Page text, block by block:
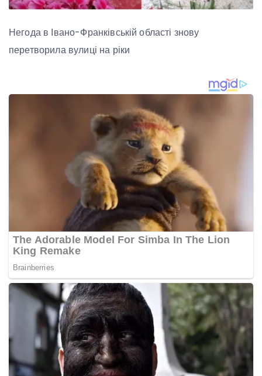
Негода в Івано-Франківській області знову
перетворила вулиці на ріки